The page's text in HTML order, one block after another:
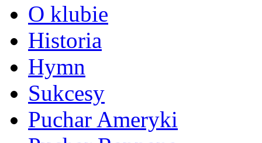
O klubie
Historia
Hymn
Sukcesy
Puchar Ameryki